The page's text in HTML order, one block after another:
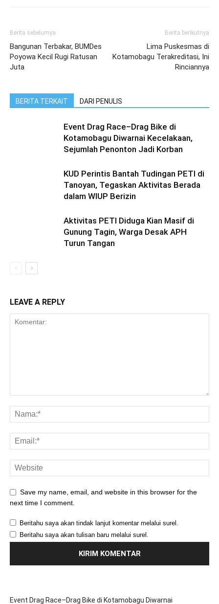
Berita sebelumya
Bangunan Terbakar, BUMDes
Poyowa Kecil Rugi Ratusan
Juta
Berita berikutnya
Lima Puskesmas di
Kotamobagu Terakreditasi, Ini
Rinciannya
BERITA TERKAIT DARI PENULIS
Event Drag Race–Drag Bike di
Kotamobagu Diwarnai Kecelakaan,
Sejumlah Penonton Jadi Korban
KUD Perintis Bantah Tudingan PETI di
Tanoyan, Tegaskan Aktivitas Berada
dalam WIUP Berizin
Aktivitas PETI Diduga Kian Masif di
Gunung Tagin, Warga Desak APH
Turun Tangan
LEAVE A REPLY
Save my name, email, and website in this browser for the
next time I comment.
Beritahu saya akan tindak lanjut komentar melalui surel.
Beritahu saya akan tulisan baru melalui surel.
Event Drag Race–Drag Bike di Kotamobagu Diwarnai